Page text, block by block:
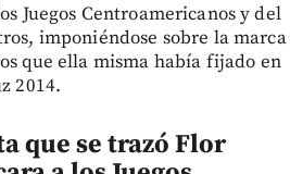
Juegos Centroamericanos y del
imponiéndose sobre la marca
que ella misma había fijado en
2014.
que se trazó Flor